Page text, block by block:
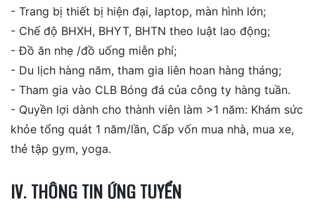
- Trang bị thiết bị hiện đại, laptop, màn hình lớn;
- Chế độ BHXH, BHYT, BHTN theo luật lao động;
- Đồ ăn nhẹ /đồ uống miễn phí;
- Du lịch hàng năm, tham gia liên hoan hàng tháng;
- Tham gia vào CLB Bóng đá của công ty hàng tuần.
- Quyền lợi dành cho thành viên làm >1 năm: Khám sức
khỏe tổng quát 1 năm/lần, Cấp vốn mua nhà, mua xe,
thẻ tập gym, yoga.
IV. THÔNG TIN ỨNG TUYỂN